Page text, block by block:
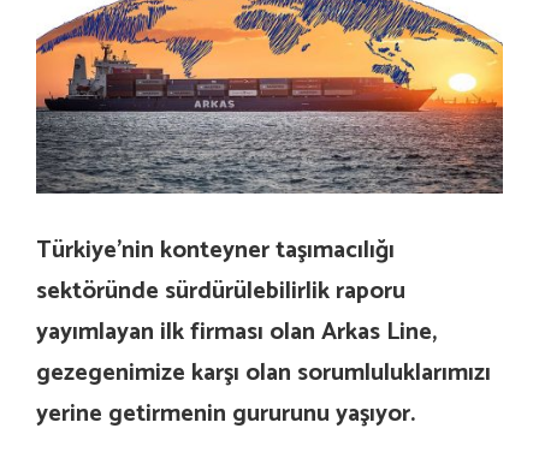
Türkiye’nin konteyner taşımacılığı
sektöründe sürdürülebilirlik raporu
yayımlayan ilk firması olan Arkas Line,
gezegenimize karşı olan sorumluluklarımızı
yerine getirmenin gururunu yaşıyor.